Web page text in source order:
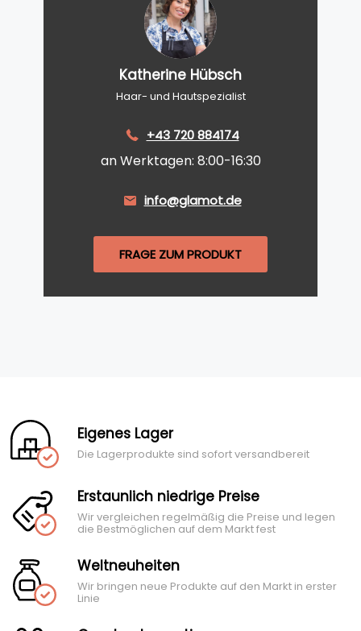
Katherine Hübsch
Haar- und Hautspezialist
+43 720 884174
an Werktagen: 8:00-16:30
info@glamot.de
FRAGE ZUM PRODUKT
Eigenes Lager
Die Lagerprodukte sind sofort versandbereit
Erstaunlich niedrige Preise
Wir vergleichen regelmäßig die Preise und legen
die Bestmöglichen auf dem Markt fest
Weltneuheiten
Wir bringen neue Produkte auf den Markt in erster
Linie